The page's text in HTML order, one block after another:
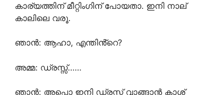
കാര്യത്തിന് മീറ്റിംഗിന് പോയതാ. ഇനി നാല്
കാലിലെ വരൂ.
ഞാൻ: ആഹാ, എന്തിൻ്റെ?
അമ്മ: ഡ്രസ്സ്‌……
ഞാൻ: അപ്പൊ ഇനി ഡ്രസ്സ്‌ വാങ്ങാൻ കാശ്